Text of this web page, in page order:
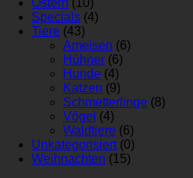
Ostern (10)
Specials (4)
Tiere (43)
Ameisen (6)
Hühner (6)
Hunde (4)
Katzen (9)
Schmetterlinge (8)
Vögel (4)
Waldtiere (6)
Unkategorisiert (0)
Weihnachten (15)